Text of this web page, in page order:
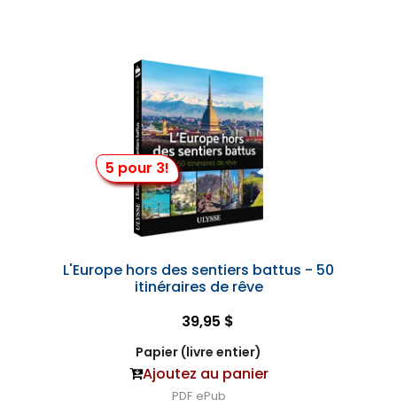
5 pour 3!
L'Europe hors des sentiers battus - 50
itinéraires de rêve
39,95 $
Papier (livre entier)
Ajoutez au panier
PDF ePub